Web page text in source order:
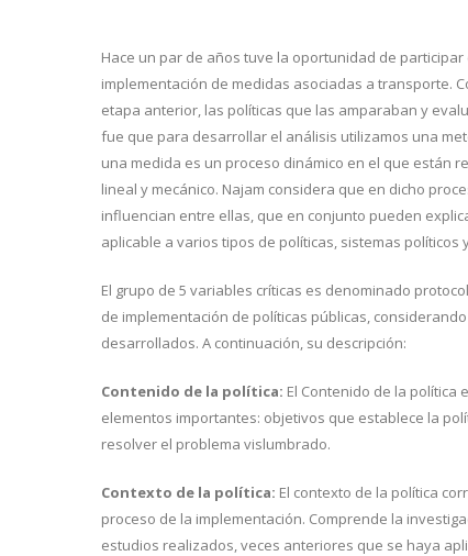
Hace un par de años tuve la oportunidad de
implementación de medidas asociadas a transporte.
etapa anterior, las políticas que las amparaban y
fue que para desarrollar el análisis utilizamos una
una medida es un proceso dinámico en el que están
lineal y mecánico. Najam considera que en dicho
influencian entre ellas, que en conjunto pueden
aplicable a varios tipos de políticas, sistemas políticos
El grupo de 5 variables críticas es denominado
de implementación de políticas públicas,
desarrollados. A continuación, su descripción:
Contenido de la política: El Contenido de la
elementos importantes: objetivos que establece la
resolver el problema vislumbrado.
Contexto de la política: El contexto de la política
proceso de la implementación. Comprende la
estudios realizados, veces anteriores que se haya